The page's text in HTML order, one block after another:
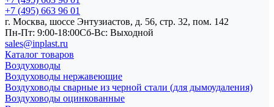
+7 (495) 663 96 01
г. Москва, шоссе Энтузиастов, д. 56, стр. 32, пом. 142
Пн-Пт: 9:00-18:00Cб-Вс: Выходной
sales@inplast.ru
Каталог товаров
Воздуховоды
Воздуховоды нержавеющие
Воздуховоды сварные из черной стали (для дымоудаления)
Воздуховоды оцинкованные